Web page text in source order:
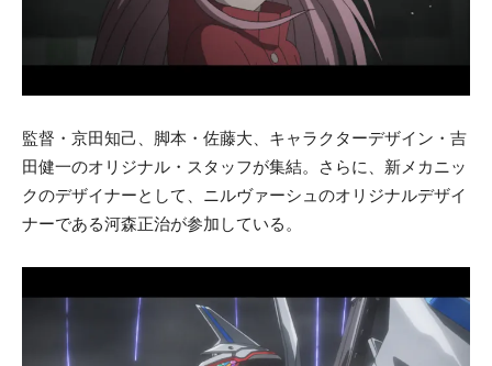
監督・京田知己、脚本・佐藤大、キャラクターデザイン・吉
田健一のオリジナル・スタッフが集結。さらに、新メカニッ
クのデザイナーとして、ニルヴァーシュのオリジナルデザイ
ナーである河森正治が参加している。